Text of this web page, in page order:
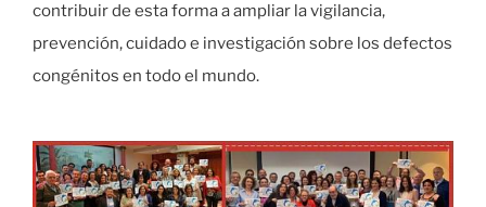
contribuir de esta forma a ampliar la vigilancia,
prevención, cuidado e investigación sobre los defectos
congénitos en todo el mundo.